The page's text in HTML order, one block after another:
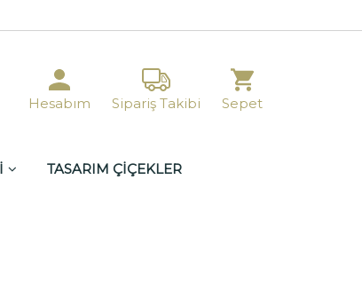
Hesabım Sipariş Takibi Sepet
TASARIM ÇİÇEKLER